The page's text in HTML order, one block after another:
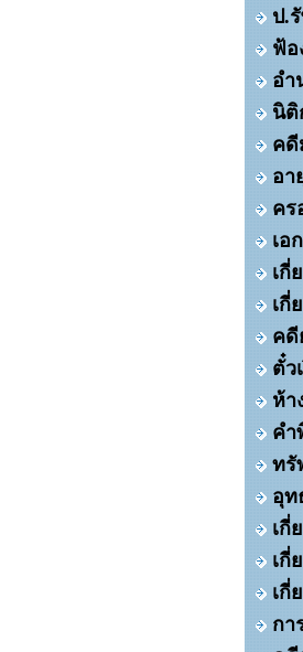
ป.
ฟ้อ
อำ
นิติ
คดี
อา
คร
เอ
เกี่
เกี่
คดี
ตั๋ว
ห้า
คำ
ทรั
อุท
เกี่
เกี่
เกี่
กา